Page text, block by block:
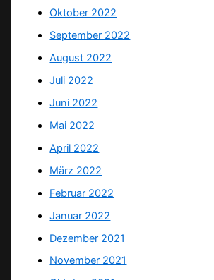
Oktober 2022
September 2022
August 2022
Juli 2022
Juni 2022
Mai 2022
April 2022
März 2022
Februar 2022
Januar 2022
Dezember 2021
November 2021